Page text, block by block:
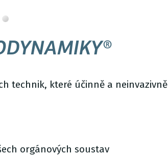
technik, které účinně a neinvazivně
orgánových soustav